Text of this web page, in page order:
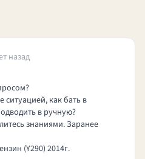
назад
ситуацией, как бать в
в ручную?
знаниями. Заранее
(Y290) 2014г.